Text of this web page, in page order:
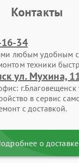
Контакты
34
любым удобным
техники
ул. Мухина,
г.Благовещенск
в сервис
с доставкой.
о доставке